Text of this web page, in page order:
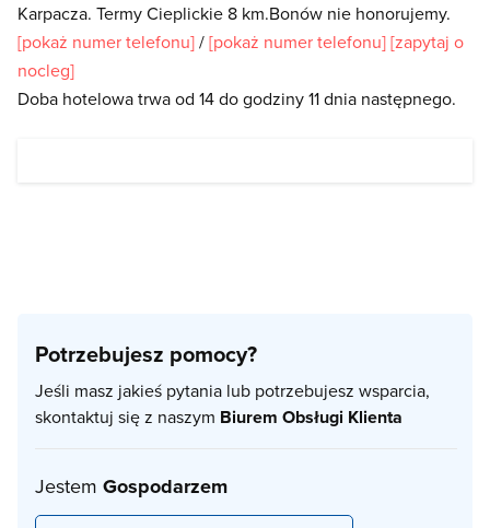
Karpacza. Termy Cieplickie 8 km.Bonów nie honorujemy.
[pokaż numer telefonu]/[pokaż numer telefonu][zapytaj o
nocleg]
Doba hotelowa trwa od 14 do godziny 11 dnia następnego.
Potrzebujesz pomocy?
Jeśli masz jakieś pytania lub potrzebujesz wsparcia,
skontaktuj się z naszym Biurem Obsługi Klienta
Jestem Gospodarzem